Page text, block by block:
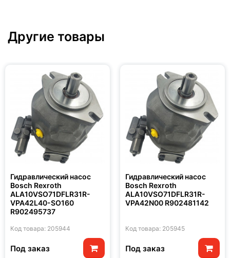
Другие товары
Гидравлический насос
Bosch Rexroth
ALA10VSO71DFLR31R-
VPA42L40-SO160
R902495737
Код товара: 205944
Под заказ
Гидравлический насос
Bosch Rexroth
ALA10VSO71DFLR31R-
VPA42N00 R902481142
Код товара: 205945
Под заказ